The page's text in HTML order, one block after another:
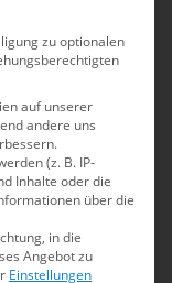
Das
Uhr
für die
Uhr). „Ich
Jahr in
Platz zehn
World
erst kürzlich
zu optionalen
auf unserer
andere uns
(z. B. IP-
Inhalte oder die
über die
in die
Angebot zu
Einstellungen